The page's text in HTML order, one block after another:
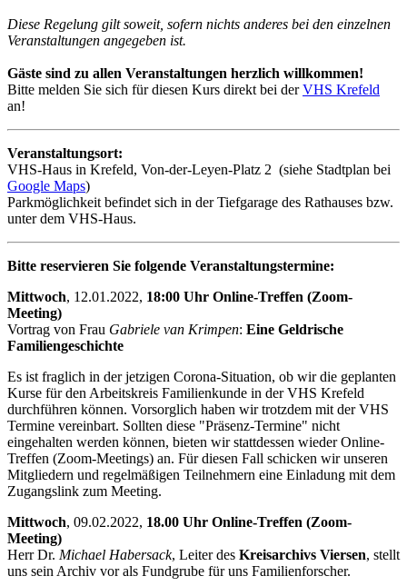
Diese Regelung gilt soweit, sofern nichts anderes bei den einzelnen
Veranstaltungen angegeben ist.
Gäste sind zu allen Veranstaltungen herzlich willkommen!
Bitte melden Sie sich für diesen Kurs direkt bei derVHS Krefeld
an!
Veranstaltungsort:
VHS-Haus in Krefeld, Von-der-Leyen-Platz 2 (siehe Stadtplan bei
Google Maps)
Parkmöglichkeit befindet sich in der Tiefgarage des Rathauses bzw.
unter dem VHS-Haus.
Bitte reservieren Sie folgende Veranstaltungstermine:
Mittwoch, 12.01.2022, 18:00 Uhr Online-Treffen (Zoom-
Meeting)
Vortrag von Frau Gabriele van Krimpen: Eine Geldrische
Familiengeschichte
Es ist fraglich in der jetzigen Corona-Situation, ob wir die geplanten
Kurse für den Arbeitskreis Familienkunde in der VHS Krefeld
durchführen können. Vorsorglich haben wir trotzdem mit der VHS
Termine vereinbart. Sollten diese "Präsenz-Termine" nicht
eingehalten werden können, bieten wir stattdessen wieder Online-
Treffen (Zoom-Meetings) an. Für diesen Fall schicken wir unseren
Mitgliedern und regelmäßigen Teilnehmern eine Einladung mit dem
Zugangslink zum Meeting.
Mittwoch, 09.02.2022, 18.00 Uhr Online-Treffen (Zoom-
Meeting)
Herr Dr. Michael Habersack, Leiter des Kreisarchivs Viersen, stellt
uns sein Archiv vor als Fundgrube für uns Familienforscher.